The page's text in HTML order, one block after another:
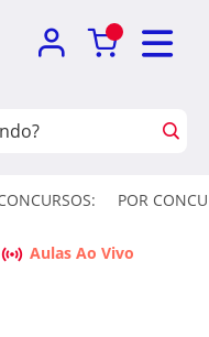
POR
Aulas Ao Vivo